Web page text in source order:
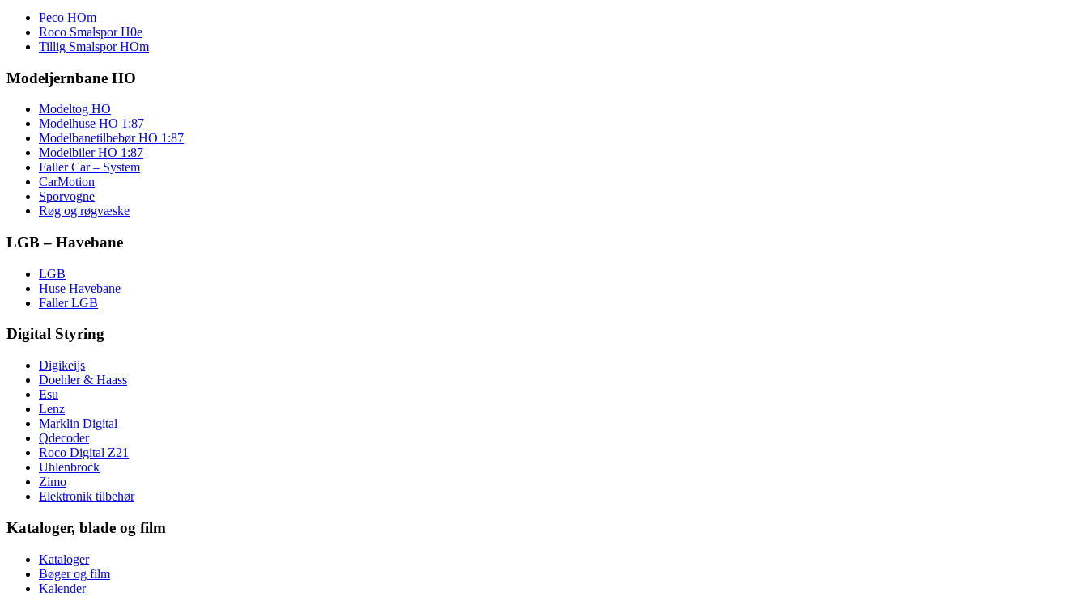
Peco HOm
Roco Smalspor H0e
Tillig Smalspor HOm
Modeljernbane HO
Modeltog HO
Modelhuse HO 1:87
Modelbanetilbebør HO 1:87
Modelbiler HO 1:87
Faller Car – System
CarMotion
Sporvogne
Røg og røgvæske
LGB – Havebane
LGB
Huse Havebane
Faller LGB
Digital Styring
Digikeijs
Doehler & Haass
Esu
Lenz
Marklin Digital
Qdecoder
Roco Digital Z21
Uhlenbrock
Zimo
Elektronik tilbehør
Kataloger, blade og film
Kataloger
Bøger og film
Kalender